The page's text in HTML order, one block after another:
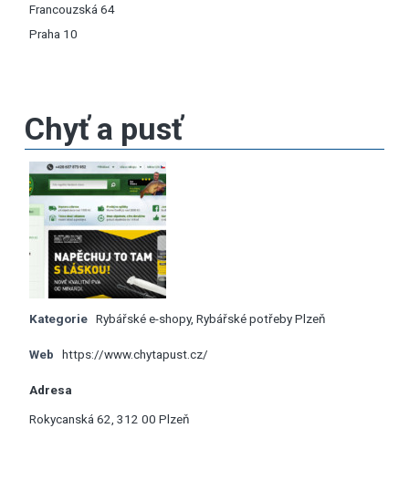
Francouzská 64
Praha 10
Chyť a pusť
Kategorie Rybářské e-shopy, Rybářské potřeby Plzeň
Web https://www.chytapust.cz/
Adresa
Rokycanská 62, 312 00 Plzeň